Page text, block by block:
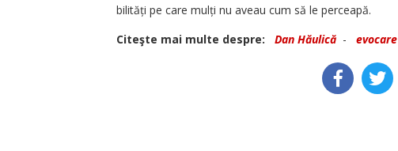
bilități pe care mulți nu aveau cum să le perceapă.
Citeşte mai multe despre:
Dan Hăulică - evocare